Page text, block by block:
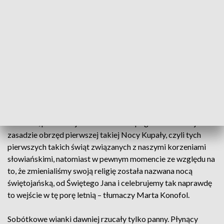
zasadzie obrzęd pierwszej takiej Nocy Kupały, czyli tych
pierwszych takich świąt związanych z naszymi korzeniami
słowiańskimi, natomiast w pewnym momencie ze względu na
to, że zmienialiśmy swoją religię została nazwana nocą
świętojańską, od Świętego Jana i celebrujemy tak naprawdę
to wejście w tę porę letnią – tłumaczy Marta Konofol.
Sobótkowe wianki dawniej rzucały tylko panny. Płynący